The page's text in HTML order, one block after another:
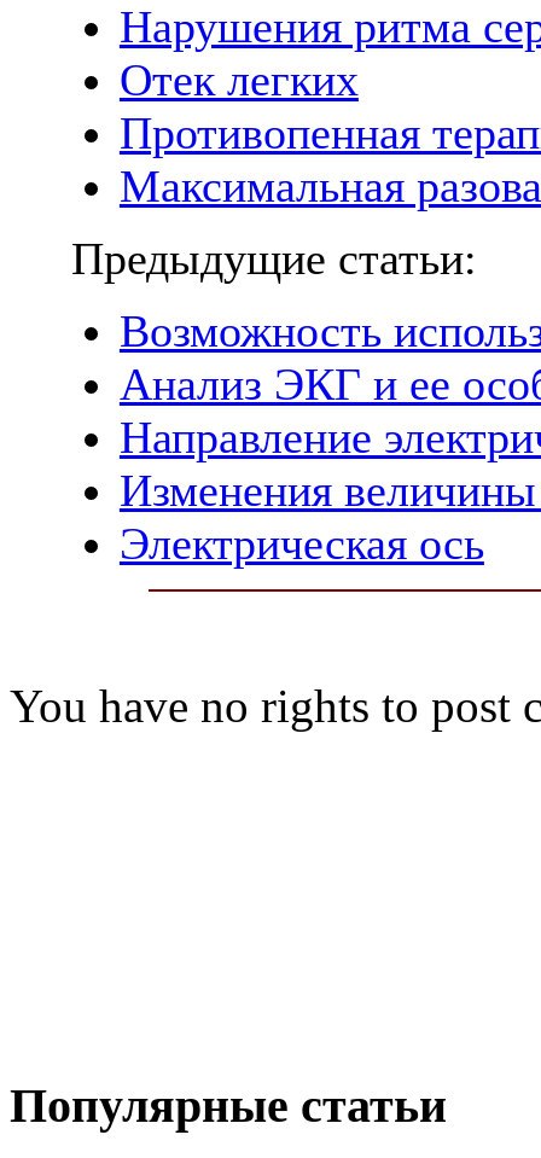
Нарушения ритма
Отек легких
Противопенная
Максимальная
Предыдущие статьи:
Возможность
Анализ ЭКГ и ее
Направление
Изменения
Электрическая ось
You have no rights to post
Популярные статьи